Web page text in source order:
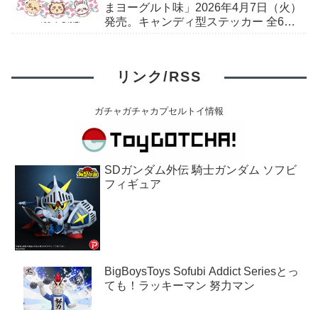
まヨーグルト味」2026年4月7日（火）
発売。キャンディ型ステッカー 全6
リンク/RSS
ガチャガチャカプセルトイ情報
SDガンダム外伝 騎士ガンダム ソフビ
フィギュア
BigBoysToys Sofubi Addict Seriesとっ
ても！ラッキーマン 努力マン